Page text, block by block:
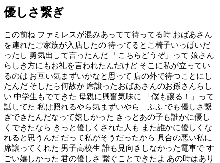
優しさ繋ぎ
この前ね ファミレスが混みあってて待ってる時 おばあさん
を連れたご家族が入店したの 待ってるとこ椅子いっぱいだ
ったし 勇気出して言ったんだ 「こちらどうぞ」って 娘さん
らしき方にもお礼を言われたんだけど そこに私が立ってい
るのは お互い気まずいかなと思って 店の外で待つことにし
たんだ そしたら何故か 席譲ったおばあさんのお孫さんらし
い 中学生もでてきた 母親に興奮気味に 「僕も譲る！」って
話してた 私は照れるやら気まずいやら…ふふ でも優しさ繋
ぎできたんだなって嬉しかった きっとあの子も誰かに優し
くできたなら きっと優しくされた人も また誰かに優しくな
れると思うんだ だって私がそうだったから 具合の悪い私に
席譲ってくれた 男子高校生 誰も見向きしなかった電車で す
ごい嬉しかった 君の優しさ 繋ぐことできたよ あの時はあり